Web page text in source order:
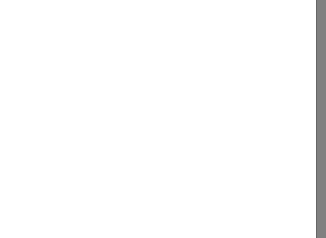
de chat gratuito para tirar